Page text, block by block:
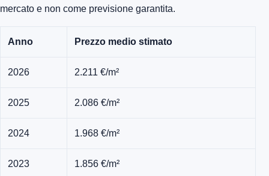
mercato e non come previsione garantita.
Anno Prezzo medio stimato
2026 2.211 €/m²
2025 2.086 €/m²
2024 1.968 €/m²
2023 1.856 €/m²